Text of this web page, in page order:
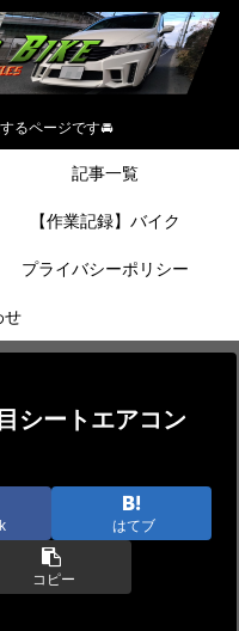
るページです🚘
記事一覧
【作業記録】バイク
プライバシーポリシー
せ
シートエアコン
はてブ
コピー